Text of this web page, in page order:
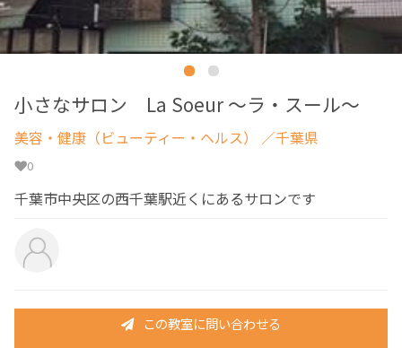
小さなサロン La Soeur ～ラ・スール～
美容・健康（ビューティー・ヘルス） ／千葉県
0
千葉市中央区の西千葉駅近くにあるサロンです
この教室に問い合わせる